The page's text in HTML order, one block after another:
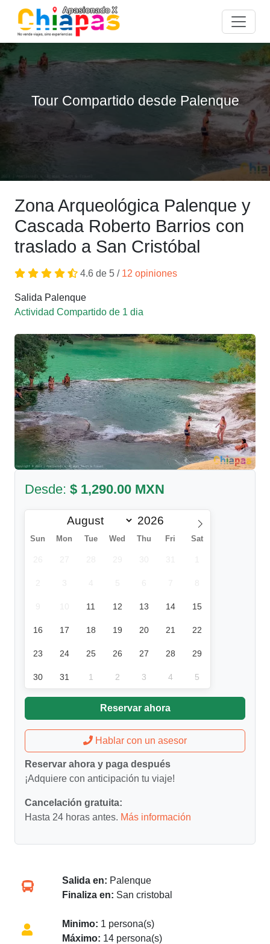
Tour Compartido desde Palenque
Zona Arqueológica Palenque y
Cascada Roberto Barrios con
traslado a San Cristóbal
4.6 de 5 / 12 opiniones
Salida Palenque
Actividad Compartido de 1 dia
Desde: $ 1,290.00 MXN
Sun Mon Tue Wed Thu Fri Sat
11 12 13 14 15
16 17 18 19 20 21 22
23 24 25 26 27 28 29
30 31 1 2 3 4 5
Reservar ahora
Hablar con un asesor
Reservar ahora y paga después
¡Adquiere con anticipación tu viaje!
Cancelación gratuita:
Hasta 24 horas antes. Más información
Salida en: Palenque
Finaliza en: San cristobal
Minimo: 1 persona(s)
Máximo: 14 persona(s)